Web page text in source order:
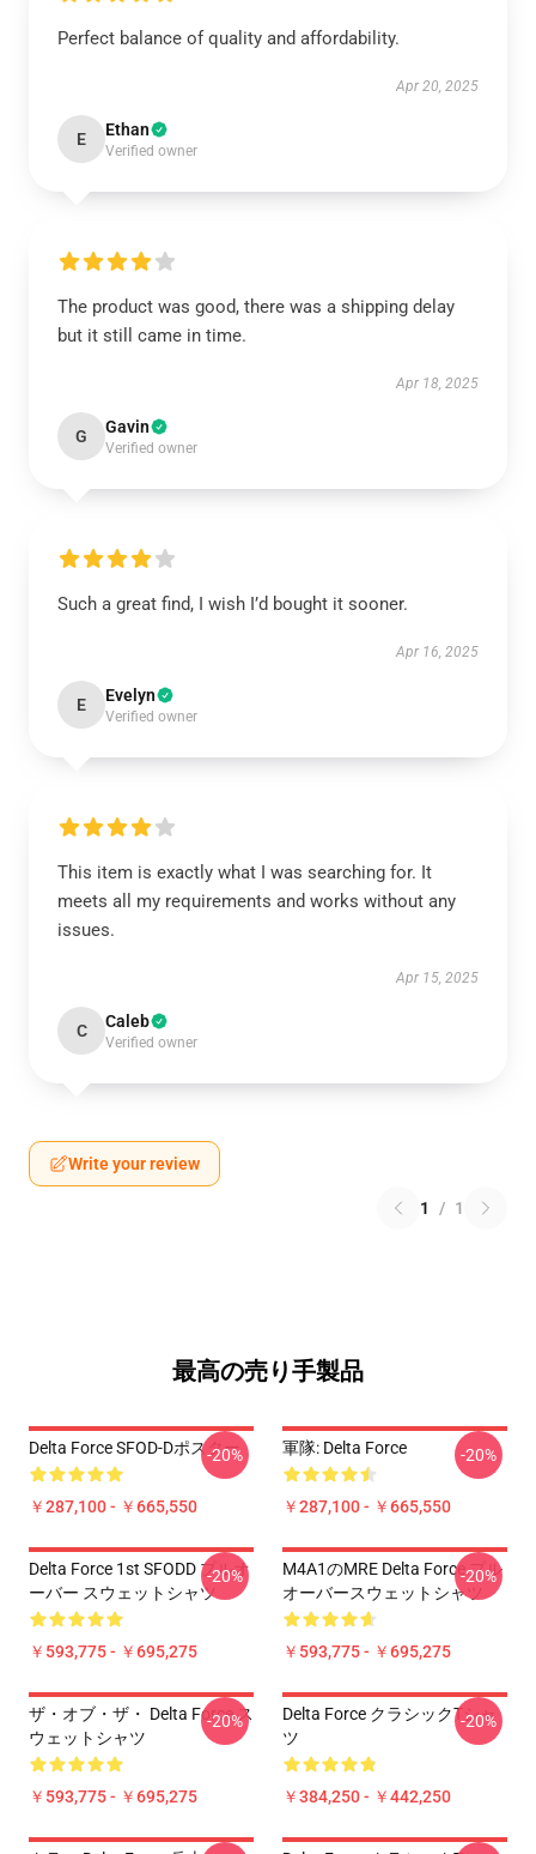
Perfect balance of quality and affordability.
Apr 20, 2025
E Ethan
Verified owner
The product was good, there was a shipping delay
but it still came in time.
Apr 18, 2025
G Gavin
Verified owner
Such a great find, I wish I’d bought it sooner.
Apr 16, 2025
E Evelyn
Verified owner
This item is exactly what I was searching for. It
meets all my requirements and works without any
issues.
Apr 15, 2025
C Caleb
Verified owner
Write your review
1 / 1
最高の売り手製品
Delta Force SFOD-Dポスター
￥287,100 - ￥665,550
-20% 軍隊: Delta Force
￥287,100 - ￥665,550
-20%
Delta Force 1st SFODD プルオ
ーバー スウェットシャツ
￥593,775 - ￥695,275
-20%
M4A1のMRE Delta Force プル
オーバースウェットシャツ
￥593,775 - ￥695,275
-20%
ザ・オブ・ザ・ Delta Force ス
ウェットシャツ
￥593,775 - ￥695,275
-20%
Delta Force クラシックTシャ
ツ
￥384,250 - ￥442,250
-20%